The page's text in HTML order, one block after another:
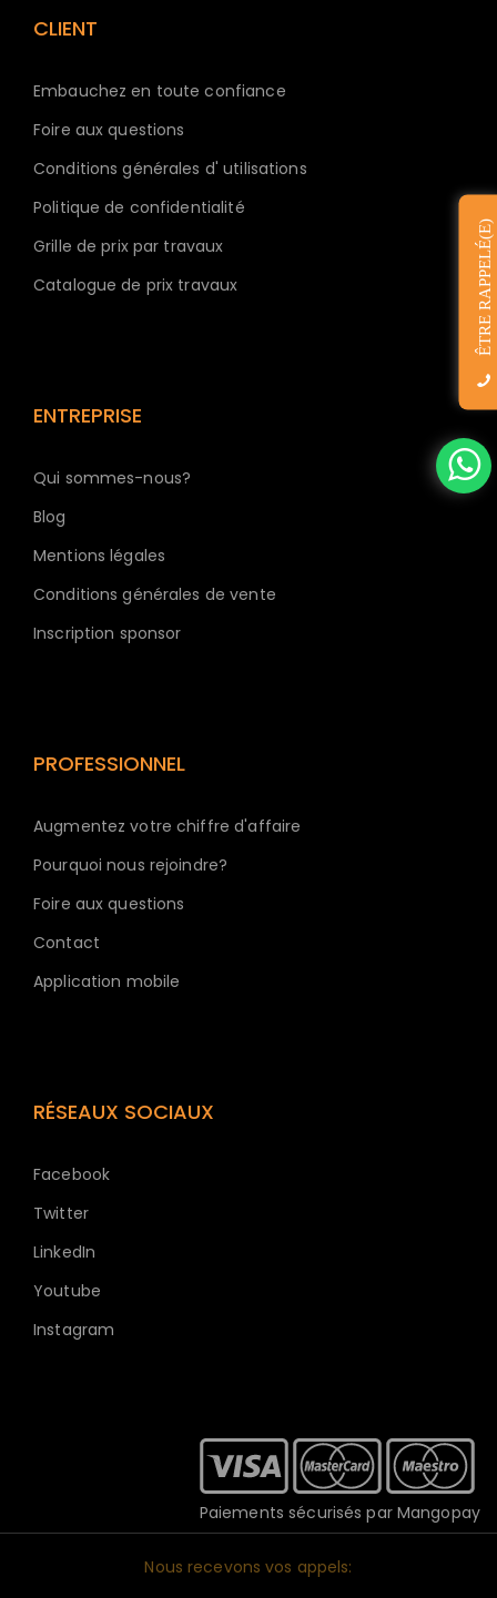
CLIENT
Embauchez en toute confiance
Foire aux questions
Conditions générales d' utilisations
Politique de confidentialité
Grille de prix par travaux
Catalogue de prix travaux
ENTREPRISE
Qui sommes-nous?
Blog
Mentions légales
Conditions générales de vente
Inscription sponsor
PROFESSIONNEL
Augmentez votre chiffre d'affaire
Pourquoi nous rejoindre?
Foire aux questions
Contact
Application mobile
RÉSEAUX SOCIAUX
Facebook
Twitter
LinkedIn
Youtube
Instagram
Paiements sécurisés par Mangopay
Nous recevons vos appels:
ÊTRE RAPPELÉ(E)